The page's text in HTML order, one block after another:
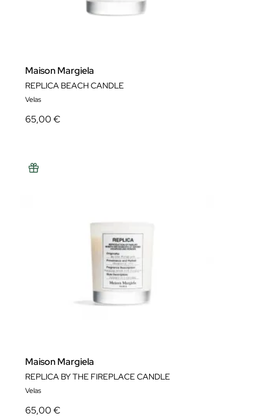
Maison Margiela
REPLICA BEACH CANDLE
Velas
65,00 €
Maison Margiela
REPLICA BY THE FIREPLACE CANDLE
Velas
65,00 €